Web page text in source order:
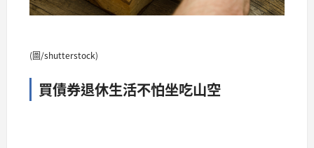
(圖/shutterstock)
買債券退休生活不怕坐吃山空